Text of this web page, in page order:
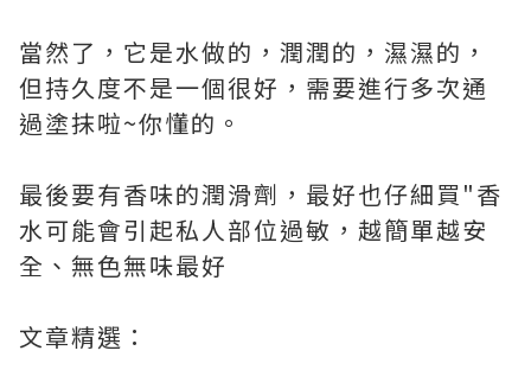
當然了，它是水做的，潤潤的，濕濕的，
但持久度不是一個很好，需要進行多次通
過塗抹啦~你懂的。
最後要有香味的潤滑劑，最好也仔細買"香
水可能會引起私人部位過敏，越簡單越安
全、無色無味最好
文章精選：